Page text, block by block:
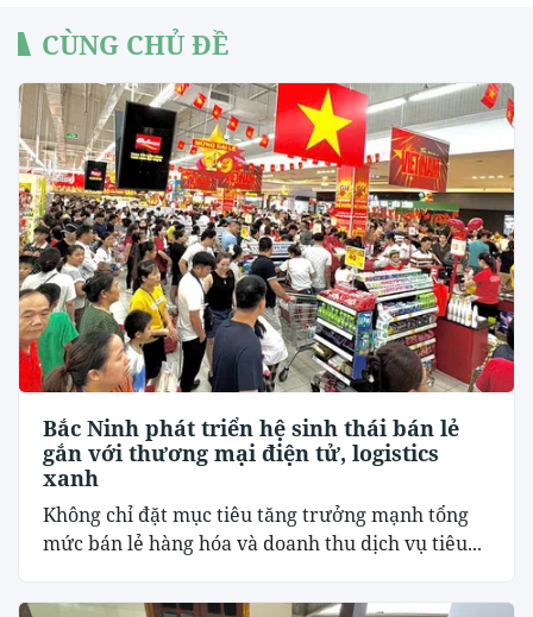
CÙNG CHỦ ĐỀ
Bắc Ninh phát triển hệ sinh thái bán lẻ
gắn với thương mại điện tử, logistics
xanh
Không chỉ đặt mục tiêu tăng trưởng mạnh tổng
mức bán lẻ hàng hóa và doanh thu dịch vụ tiêu...